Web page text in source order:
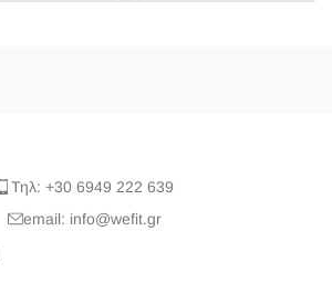
Τηλ: +30 6949 222 639
email: info@wefit.gr